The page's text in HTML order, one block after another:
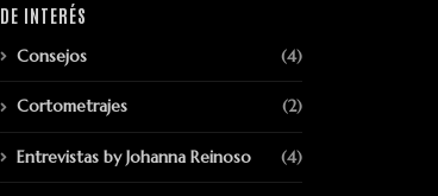
DE INTERÉS
Consejos (4)
Cortometrajes (2)
Entrevistas by Johanna Reinoso (4)